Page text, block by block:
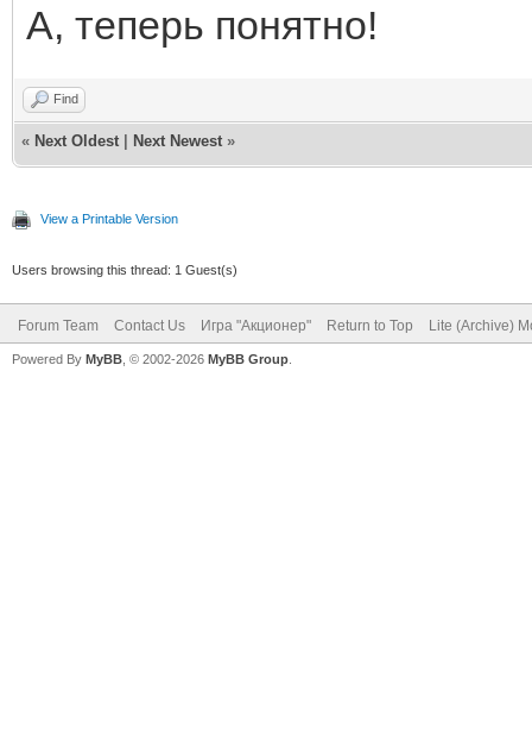
А, теперь понятно!
Find
« Next Oldest Next Newest »
View a Printable Version
Users browsing this thread: 1 Guest(s)
Forum Team Contact Us Игра "Акционер" Return to Top Lite (Archive)
Powered By MyBB , © 2002-2026 MyBB Group